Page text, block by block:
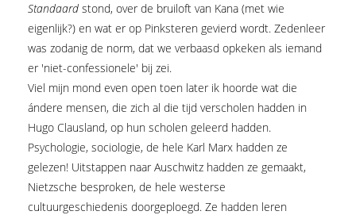
Standaard stond, over de bruiloft van Kana (met wie
eigenlijk?) en wat er op Pinksteren gevierd wordt. Zedenleer
was zodanig de norm, dat we verbaasd opkeken als iemand
er 'niet-confessionele' bij zei.
Viel mijn mond even open toen later ik hoorde wat die
ándere mensen, die zich al die tijd verscholen hadden in
Hugo Clausland, op hun scholen geleerd hadden.
Psychologie, sociologie, de hele Karl Marx hadden ze
gelezen! Uitstappen naar Auschwitz hadden ze gemaakt,
Nietzsche besproken, de hele westerse
cultuurgeschiedenis doorgeploegd. Ze hadden leren